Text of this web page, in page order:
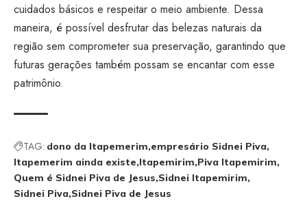
cuidados básicos e respeitar o meio ambiente. Dessa
maneira, é possível desfrutar das belezas naturais da
região sem comprometer sua preservação, garantindo que
futuras gerações também possam se encantar com esse
patrimônio.
TAG: dono da Itapemerim empresário Sidnei Piva
Itapemerim ainda existe Itapemirim Piva Itapemirim
Quem é Sidnei Piva de Jesus Sidnei Itapemirim
Sidnei Piva Sidnei Piva de Jesus